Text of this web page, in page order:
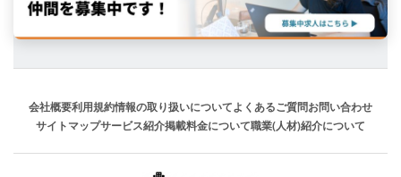
会社概要利用規約情報の取り扱いについてよくあるご質問お問い合わせ
サイトマップサービス紹介掲載料金について職業(人材)紹介について